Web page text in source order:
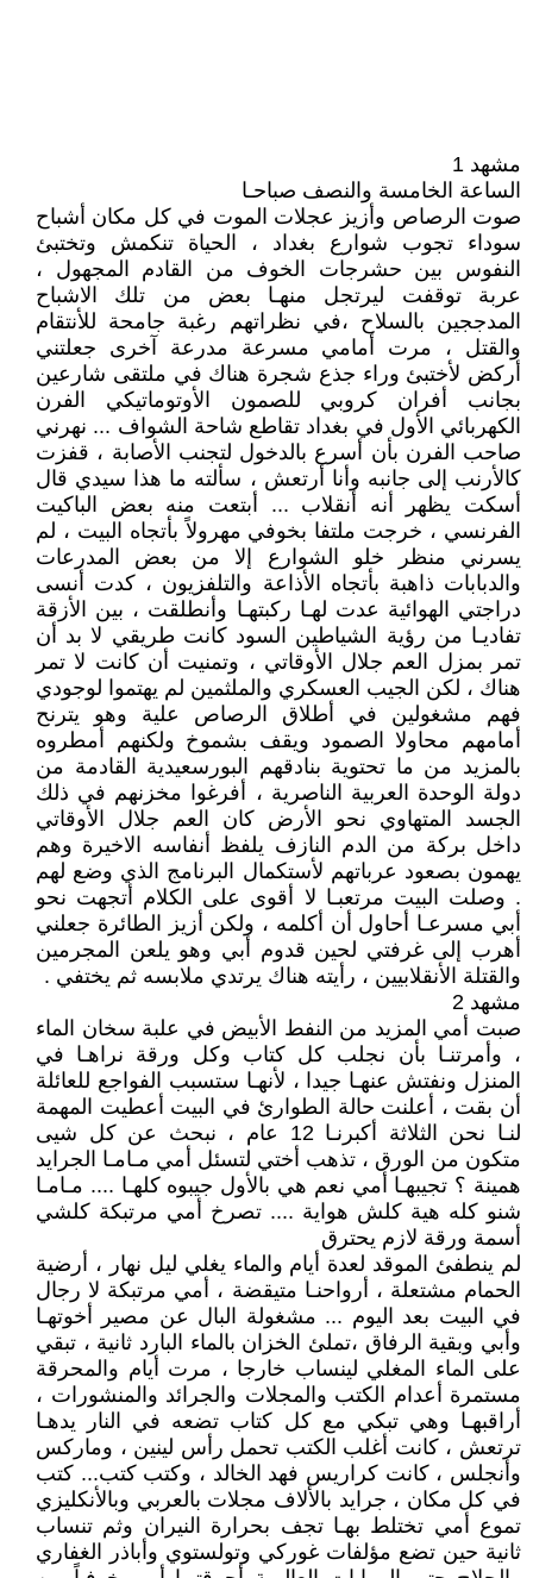
مشهد 1
الساعة الخامسة والنصف صباحـا
صوت الرصاص وأزيز عجلات الموت في كل مكان أشباح
سوداء تجوب شوارع بغداد ، الحياة تنكمش وتختبئ
النفوس بين حشرجات الخوف من القادم المجهول ،
عربة توقفت ليرتجل منهـا بعض من تلك الاشباح
المدججين بالسلاح ،في نظراتهم رغبة جامحة للأنتقام
والقتل ، مرت أمامي مسرعة مدرعة آخرى جعلتني
أركض لأختبئ وراء جذع شجرة هناك في ملتقى شارعين
بجانب أفران كروبي للصمون الأوتوماتيكي الفرن
الكهربائي الأول في بغداد تقاطع شاحة الشواف ... نهرني
صاحب الفرن بأن أسرع بالدخول لتجنب الأصابة ، قفزت
كالأرنب إلى جانبه وأنا أرتعش ، سألته ما هذا سيدي قال
أسكت يظهر أنه أنقلاب ... أبتعت منه بعض الباكيت
الفرنسي ، خرجت ملتفا بخوفي مهرولاً بأتجاه البيت ، لم
يسرني منظر خلو الشوارع إلا من بعض المدرعات
والدبابات ذاهبة بأتجاه الأذاعة والتلفزيون ، كدت أنسى
دراجتي الهوائية عدت لهـا ركبتهـا وأنطلقت ، بين الأزقة
تفاديـا من رؤية الشياطين السود كانت طريقي لا بد أن
تمر بمزل العم جلال الأوقاتي ، وتمنيت أن كانت لا تمر
هناك ، لكن الجيب العسكري والملثمين لم يهتموا لوجودي
فهم مشغولين في أطلاق الرصاص علية وهو يترنح
أمامهم محاولا الصمود ويقف بشموخ ولكنهم أمطروه
بالمزيد من ما تحتوية بنادقهم البورسعيدية القادمة من
دولة الوحدة العربية الناصرية ، أفرغوا مخزنهم في ذلك
الجسد المتهاوي نحو الأرض كان العم جلال الأوقاتي
داخل بركة من الدم النازف يلفظ أنفاسه الاخيرة وهم
يهمون بصعود عرباتهم لأستكمال البرنامج الذي وضع لهم
. وصلت البيت مرتعبـا لا أقوى على الكلام أتجهت نحو
أبي مسرعـا أحاول أن أكلمه ، ولكن أزيز الطائرة جعلني
أهرب إلى غرفتي لحين قدوم أبي وهو يلعن المجرمين
والقتلة الأنقلابيين ، رأيته هناك يرتدي ملابسه ثم يختفي .
مشهد 2
صبت أمي المزيد من النفط الأبيض في علبة سخان الماء
، وأمرتنـا بأن نجلب كل كتاب وكل ورقة نراهـا في
المنزل ونفتش عنهـا جيدا ، لأنهـا ستسبب الفواجع للعائلة
أن بقت ، أعلنت حالة الطوارئ في البيت أعطيت المهمة
لنـا نحن الثلاثة أكبرنـا 12 عام ، نبحث عن كل شيى
متكون من الورق ، تذهب أختي لتسئل أمي مـامـا الجرايد
همينة ؟ تجيبهـا أمي نعم هي بالأول جيبوه كلهـا .... مـامـا
شنو كله هية كلش هواية .... تصرخ أمي مرتبكة كلشي
أسمة ورقة لازم يحترق
لم ينطفئ الموقد لعدة أيام والماء يغلي ليل نهار ، أرضية
الحمام مشتعلة ، أرواحنـا متيقضة ، أمي مرتبكة لا رجال
في البيت بعد اليوم ... مشغولة البال عن مصير أخوتهـا
وأبي وبقية الرفاق ،تملئ الخزان بالماء البارد ثانية ، تبقي
على الماء المغلي لينساب خارجا ، مرت أيام والمحرقة
مستمرة أعدام الكتب والمجلات والجرائد والمنشورات ،
أراقبهـا وهي تبكي مع كل كتاب تضعه في النار يدهـا
ترتعش ، كانت أغلب الكتب تحمل رأس لينين ، وماركس
وأنجلس ، كانت كراريس فهد الخالد ، وكتب كتب... كتب
في كل مكان ، جرايد بالألاف مجلات بالعربي وبالأنكليزي
تموع أمي تختلط بهـا تجف بحرارة النيران وثم تنساب
ثانية حين تضع مؤلفات غوركي وتولستوي وأباذر الغفاري